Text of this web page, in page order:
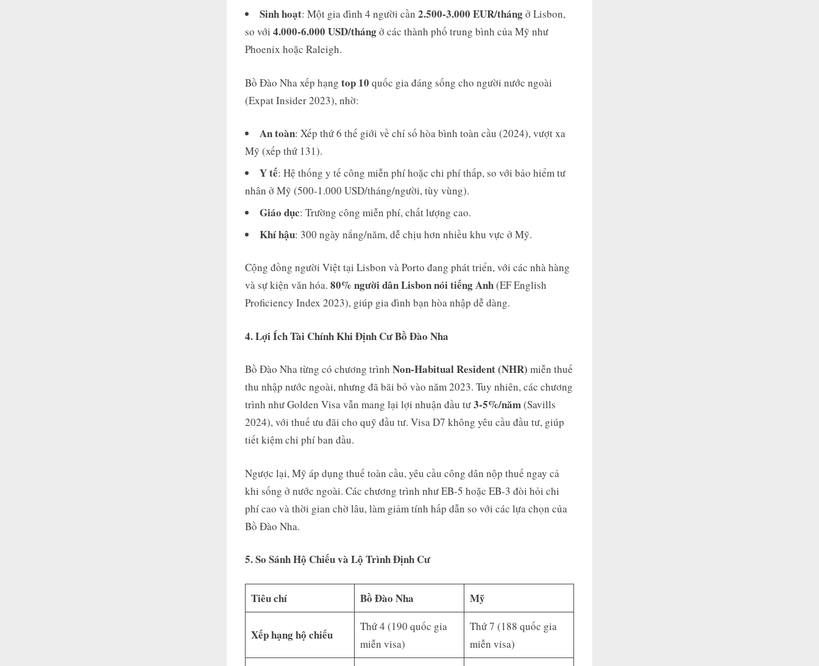
Sinh hoạt: Một gia đình 4 người cần 2.500-3.000 EUR/thángở Lisbon,
so với 4.000-6.000 USD/thángở các thành phố trung bình của Mỹ như
Phoenix hoặc Raleigh.
Bồ Đào Nha xếp hạng top 10 quốc gia đáng sống cho người nước ngoài
(Expat Insider 2023), nhờ:
An toàn: Xếp thứ 6 thế giới về chỉ số hòa bình toàn cầu (2024), vượt xa
Mỹ (xếp thứ 131).
Y tế: Hệ thống y tế công miễn phí hoặc chi phí thấp, so với bảo hiểm tư
nhân ở Mỹ (500-1.000 USD/tháng/người, tùy vùng).
Giáo dục: Trường công miễn phí, chất lượng cao.
Khí hậu: 300 ngày nắng/năm, dễ chịu hơn nhiều khu vực ở Mỹ.
Cộng đồng người Việt tại Lisbon và Porto đang phát triển, với các nhà hàng
và sự kiện văn hóa. 80% người dân Lisbon nói tiếng Anh(EF English
Proficiency Index 2023), giúp gia đình bạn hòa nhập dễ dàng.
4. Lợi Ích Tài Chính Khi Định Cư Bồ Đào Nha
Bồ Đào Nha từng có chương trình Non-Habitual Resident (NHR) miễn thuế
thu nhập nước ngoài, nhưng đã bãi bỏ vào năm 2023. Tuy nhiên, các chương
trình như Golden Visa vẫn mang lại lợi nhuận đầu tư3-5%/năm(Savills
2024), với thuế ưu đãi cho quỹ đầu tư. Visa D7 không yêu cầu đầu tư, giúp
tiết kiệm chi phí ban đầu.
Ngược lại, Mỹ áp dụng thuế toàn cầu, yêu cầu công dân nộp thuế ngay cả
khi sống ở nước ngoài. Các chương trình như EB-5 hoặc EB-3 đòi hỏi chi
phí cao và thời gian chờ lâu, làm giảm tính hấp dẫn so với các lựa chọn của
Bồ Đào Nha.
5. So Sánh Hộ Chiếu và Lộ Trình Định Cư
Tiêu chí Bồ Đào Nha Mỹ
Xếp hạng hộ chiếu
Thứ 4 (190 quốc gia
miễn visa)
Thứ 7 (188 quốc gia
miễn visa)